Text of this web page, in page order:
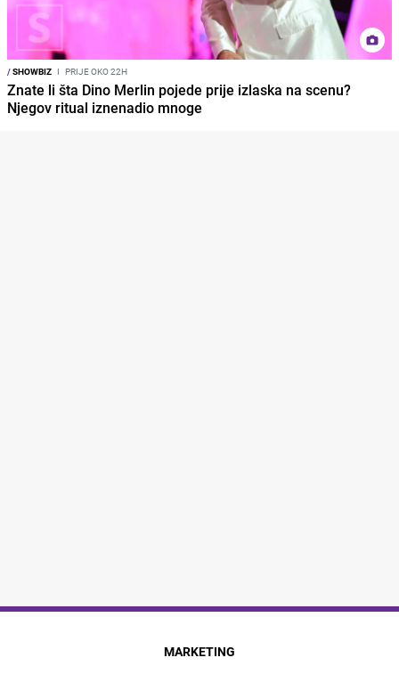
/SHOWBIZ I PRIJE OKO 22H
Znate li šta Dino Merlin pojede prije izlaska na scenu?
Njegov ritual iznenadio mnoge
MARKETING